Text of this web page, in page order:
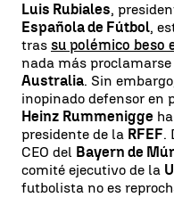
Luis Rubiales,
Española de Fútbol,
tras su polémico beso
nada más
Australia. Sin
inopinado defensor en
Heinz Rummenigge
presidente de la RFEF.
CEO del Bayern de
comité ejecutivo de la
futbolista no es